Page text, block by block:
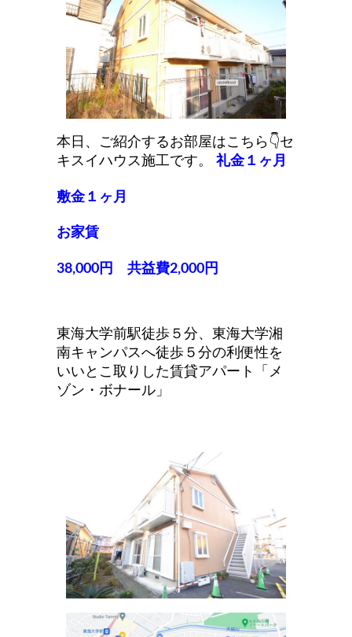
本日、ご紹介するお部屋はこちら👇セ
キスイハウス施工です。
礼金１ヶ月
敷金１ヶ月
お家賃
38,000円 共益費2,000円
東海大学前駅徒歩５分、東海大学湘
南キャンパスへ徒歩５分の利便性を
いいとこ取りした賃貸アパート「メ
ゾン・ボナール」